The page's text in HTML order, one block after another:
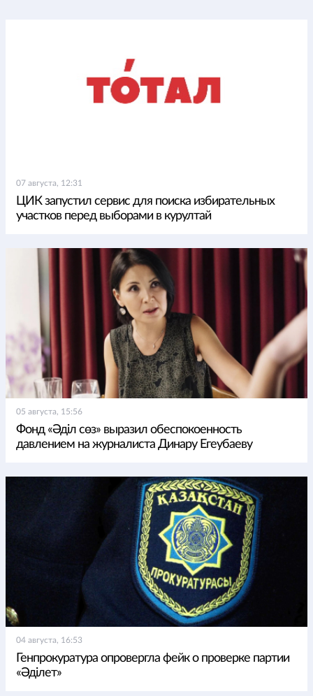
07 августа, 12:31
ЦИК запустил сервис для поиска избирательных
участков перед выборами в курултай
05 августа, 15:56
Фонд «Әділ сөз» выразил обеспокоенность
давлением на журналиста Динару Егеубаеву
04 августа, 16:53
Генпрокуратура опровергла фейк о проверке партии
«Әділет»